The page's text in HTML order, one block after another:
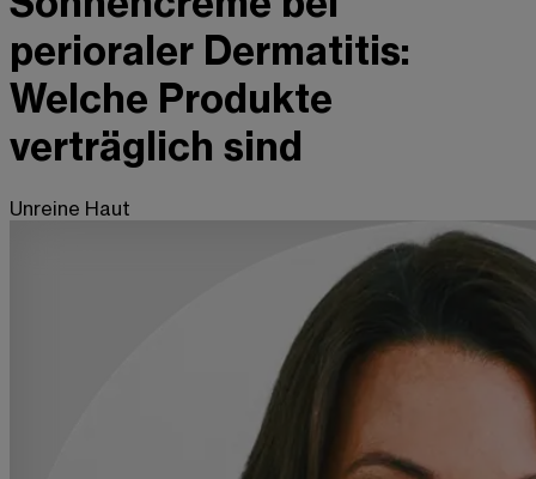
perioraler Dermatitis:
Welche Produkte
verträglich sind
Unreine Haut